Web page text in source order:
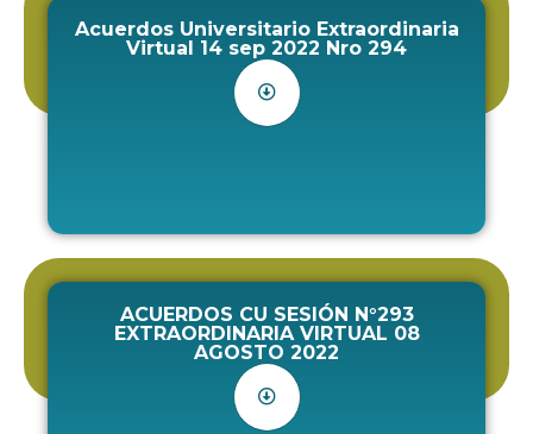
Acuerdos Universitario Extraordinaria
Virtual 14 sep 2022 Nro 294
ACUERDOS CU SESIÓN N°293
EXTRAORDINARIA VIRTUAL 08
AGOSTO 2022